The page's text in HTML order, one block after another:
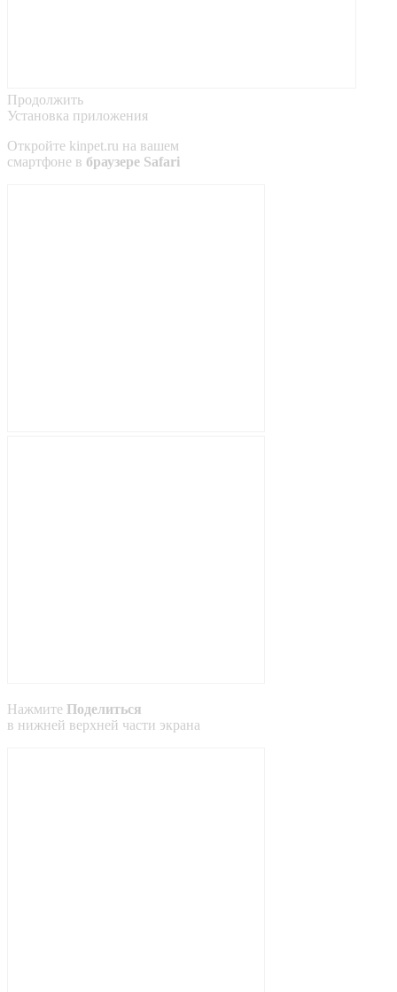
Продолжить
Установка приложения
Откройте kinpet.ru на вашем
смартфоне в браузере Safari
Нажмите Поделиться
в нижней верхней части экрана